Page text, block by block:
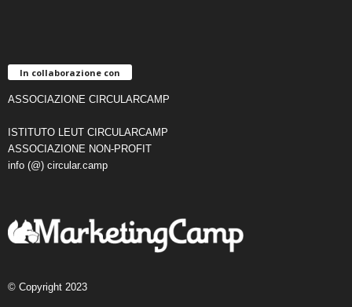
In collaborazione con
ASSOCIAZIONE CIRCULARCAMP
ISTITUTO LEUT CIRCULARCAMP
ASSOCIAZIONE NON-PROFIT
info (@) circular.camp
© Copyright 2023